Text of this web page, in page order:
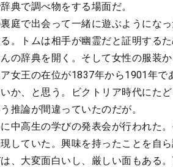
典で調べ物をする場面だ。
庭で出会って一緒に遊ぶようにな
。トムは相手が幽霊だと証明する
の辞典を開く。そして女性の服装
女王の在位が1837年から1901年
か、と思う。ビクトリア時代にた
推論が間違っていたのだが。
中高生の学びの発表会が行われた
していた。興味を持ったことを自
、大変面白いし、厳しい面もある